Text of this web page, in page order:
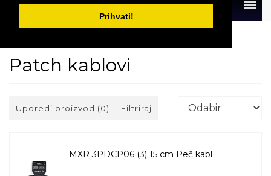
Prihvati!
Menu
Patch kablovi
Uporedi proizvod (0) Filtriraj
MXR 3PDCP06 (3) 15 cm Peč kabl